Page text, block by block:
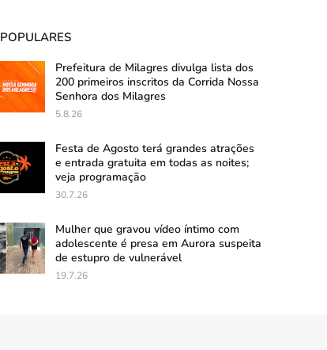
Prefeitura de Milagres divulga lista dos
200 primeiros inscritos da Corrida Nossa
Senhora dos Milagres
5.8.26
Festa de Agosto terá grandes atrações
e entrada gratuita em todas as noites;
veja programação
30.7.26
Mulher que gravou vídeo íntimo com
adolescente é presa em Aurora suspeita
de estupro de vulnerável
19.7.26